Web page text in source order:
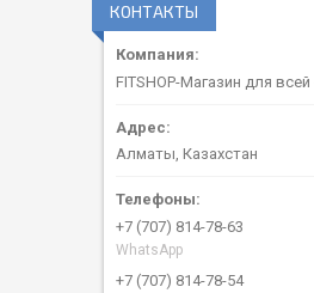
КОНТАКТЫ
FITSHOP-Магазин для
Алматы, Казахстан
+7 (707) 814-78-63
WhatsApp
+7 (707) 814-78-54